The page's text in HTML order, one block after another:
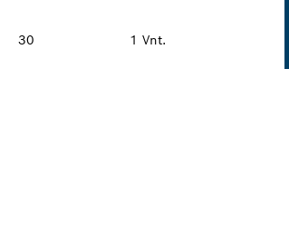
30 1 Vnt.